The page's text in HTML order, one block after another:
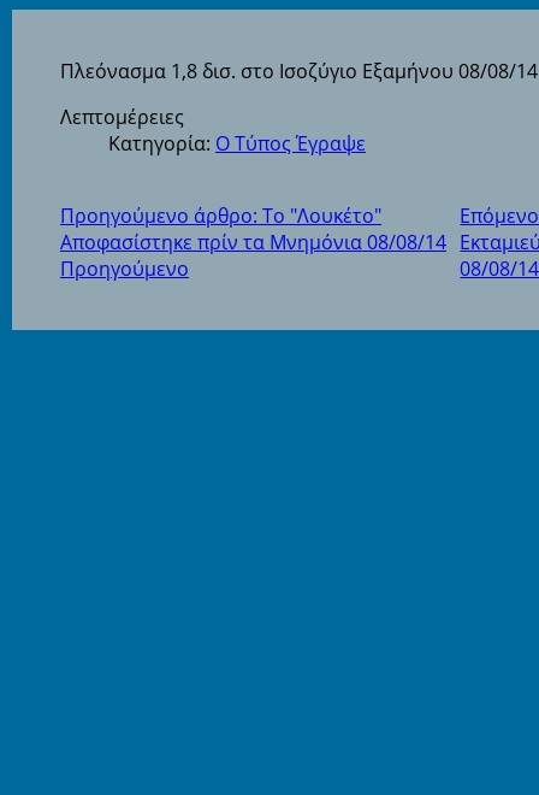
Πλεόνασμα 1,8 δισ. στο Ισοζύγιο Εξαμήνου 08/08/14
Λεπτομέρειες
Κατηγορία: Ο Τύπος Έγραψε
Προηγούμενο άρθρο: Το "Λουκέτο"
Αποφασίστηκε πρίν τα Μνημόνια 08/08/14
Προηγούμενο
08/08/